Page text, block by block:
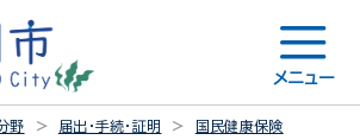
メニュー
野 届出・手続・証明
国民健康保険